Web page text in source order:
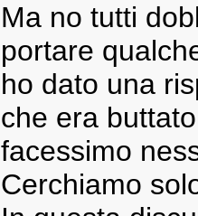
Ma no tutti
portare
ho dato una
che era
facessimo
Cerchiamo